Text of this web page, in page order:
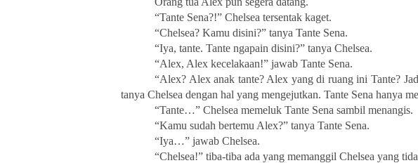
“Tante Sena?!” Chelsea tersentak kaget.
“Chelsea? Kamu disini?” tanya Tante Sena.
“Iya, tante. Tante ngapain disini?” tanya Chelsea.
“Alex, Alex kecelakaan!” jawab Tante Sena.
“Alex? Alex anak tante? Alex yang di ruang ini Tante?
tanya Chelsea dengan hal yang mengejutkan. Tante Sena hanya
“Tante…” Chelsea memeluk Tante Sena sambil menangis.
“Kamu sudah bertemu Alex?” tanya Tante Sena.
“Iya…” jawab Chelsea.
“Chelsea!” tiba-tiba ada yang memanggil Chelsea yang